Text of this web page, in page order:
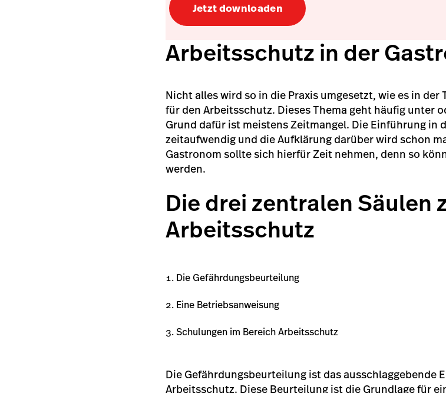
Jetzt downloaden
Arbeitsschutz in der
Nicht alles wird so in die Praxis umgesetzt, wie es in der
für den Arbeitsschutz. Dieses Thema geht häufig unter
Grund dafür ist meistens Zeitmangel. Die Einführung in
zeitaufwendig und die Aufklärung darüber wird schon
Gastronom sollte sich hierfür Zeit nehmen, denn so
werden.
Die drei zentralen Säulen
Arbeitsschutz
Die Gefährdungsbeurteilung
Eine Betriebsanweisung
Schulungen im Bereich Arbeitsschutz
Die Gefährdungsbeurteilung ist das ausschlaggebende
Arbeitsschutz. Diese Beurteilung ist die Grundlage für